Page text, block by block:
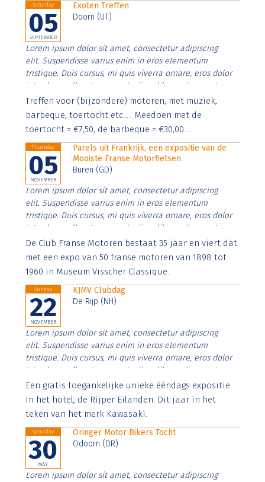
Saturday
05
SEPTEMBER
Exoten Treffen
Doorn (UT)
Lorem ipsum dolor sit amet, consectetur adipiscing
elit. Suspendisse varius enim in eros elementum
tristique. Duis cursus, mi quis viverra ornare, eros dolor
interdum nulla, ut commodo diam libero vitae erat.
Aenean faucibus nibh et justo cursus id rutrum lorem
imperdiet. Nunc ut sem vitae risus tristique posuere.
Treffen voor (bijzondere) motoren, met muziek,
barbeque, toertocht etc..... Meedoen met de
toertocht = €7,50, de barbeque = €30,00....
Thursday
05
NOVEMBER
Parels uit Frankrijk, een expositie van de
Mooiste Franse Motorfietsen
Buren (GD)
Lorem ipsum dolor sit amet, consectetur adipiscing
elit. Suspendisse varius enim in eros elementum
tristique. Duis cursus, mi quis viverra ornare, eros dolor
interdum nulla, ut commodo diam libero vitae erat.
Aenean faucibus nibh et justo cursus id rutrum lorem
imperdiet. Nunc ut sem vitae risus tristique posuere.
De Club Franse Motoren bestaat 35 jaar en viert dat
met een expo van 50 franse motoren van 1898 tot
1960 in Museum Visscher Classique.
Sunday
22
NOVEMBER
KJMV Clubdag
De Rijp (NH)
Lorem ipsum dolor sit amet, consectetur adipiscing
elit. Suspendisse varius enim in eros elementum
tristique. Duis cursus, mi quis viverra ornare, eros dolor
interdum nulla, ut commodo diam libero vitae erat.
Aenean faucibus nibh et justo cursus id rutrum lorem
imperdiet. Nunc ut sem vitae risus tristique posuere.
Een gratis toegankelijke unieke ééndags expositie.
In het hotel, de Rijper Eilanden. Dit jaar in het
teken van het merk Kawasaki.
Saturday
30
MAY
Oringer Motor Bikers Tocht
Odoorn (DR)
Lorem ipsum dolor sit amet, consectetur adipiscing